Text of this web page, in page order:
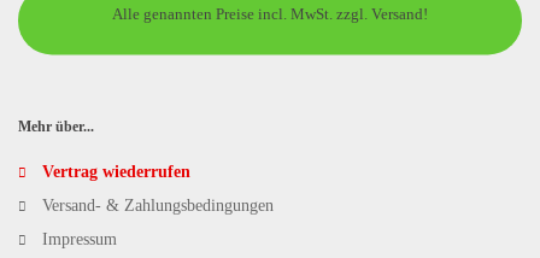
Alle genannten Preise incl. MwSt. zzgl. Versand!
Mehr über...
Vertrag wiederrufen
Versand- & Zahlungsbedingungen
Impressum